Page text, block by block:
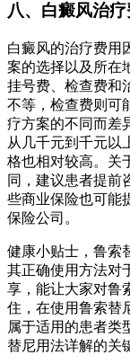
八、白癜风治
白癜风的治疗费用
案的选择以及所在
挂号费、检查费和
不等，检查费则可
疗方案的不同而差
从几千元到千元以
格也相对较高。关
同，建议患者提前
些商业保险也可能
保险公司。
健康小贴士，鲁索
其正确使用方法对
享，能让大家对鲁
住，在使用鲁索替
属于适用的患者类
替尼用法详解的关